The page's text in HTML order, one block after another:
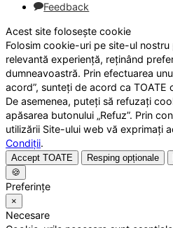
Feedback
Acest site folosește cookie
Folosim cookie-uri pe site-ul
relevantă experiență, reținând
dumneavoastră. Prin efectuarea
acord”, sunteți de acord ca
De asemenea, puteți să refuzați
apăsarea butonului „Refuz”. Prin
utilizării Site-ului web vă exprimați
Condiții.
Accept TOATE Resping opționale
🍪
Preferințe
×
Necesare